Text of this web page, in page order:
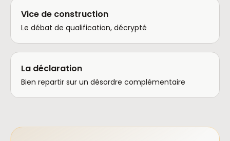
Vice de construction
Le débat de qualification, décrypté
La déclaration
Bien repartir sur un désordre complémentaire